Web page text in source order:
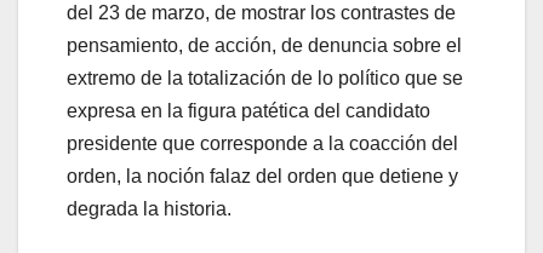
del 23 de marzo, de mostrar los contrastes de
pensamiento, de acción, de denuncia sobre el
extremo de la totalización de lo político que se
expresa en la figura patética del candidato
presidente que corresponde a la coacción del
orden, la noción falaz del orden que detiene y
degrada la historia.